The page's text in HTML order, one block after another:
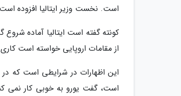
است. نخست وزیر ایتالیا افزوده است
کونته گفته است ایتالیا آماده
از مقامات اروپایی خواسته است
این اظهارات در شرایطی است که
است، گفت یورو به خوبی کار نمی